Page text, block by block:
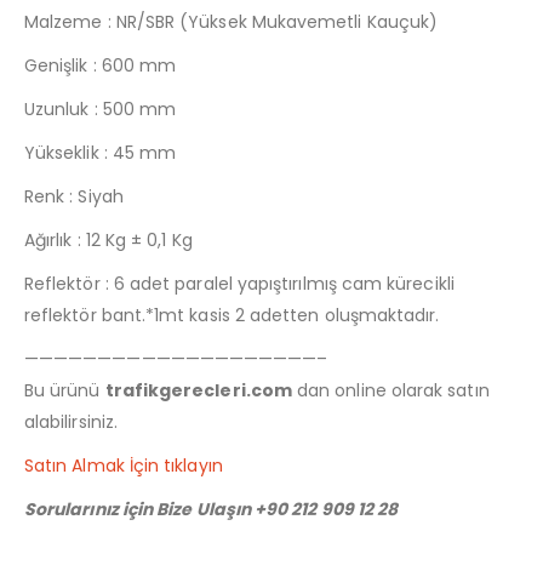
Malzeme : NR/SBR (Yüksek Mukavemetli Kauçuk)
Genişlik : 600 mm
Uzunluk : 500 mm
Yükseklik : 45 mm
Renk : Siyah
Ağırlık : 12 Kg ± 0,1 Kg
Reflektör : 6 adet paralel yapıştırılmış cam kürecikli
reflektör bant.*1mt kasis 2 adetten oluşmaktadır.
————————————————————–
Bu ürünü trafikgerecleri.comdan online olarak satın
alabilirsiniz.
Satın Almak İçin tıklayın
Sorularınız için Bize Ulaşın +90 212 909 12 28